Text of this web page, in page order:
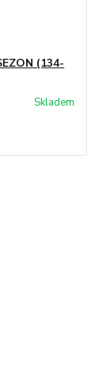
(134-
Skladem